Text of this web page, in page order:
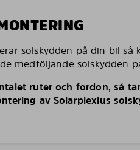
solskydden på din bil så
medföljande solskydden
ruter och fordon, så
av Solarplexius